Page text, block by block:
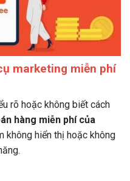
marketing miễn phí
rõ hoặc không biết cách
hàng miễn phí của
không hiển thị hoặc không